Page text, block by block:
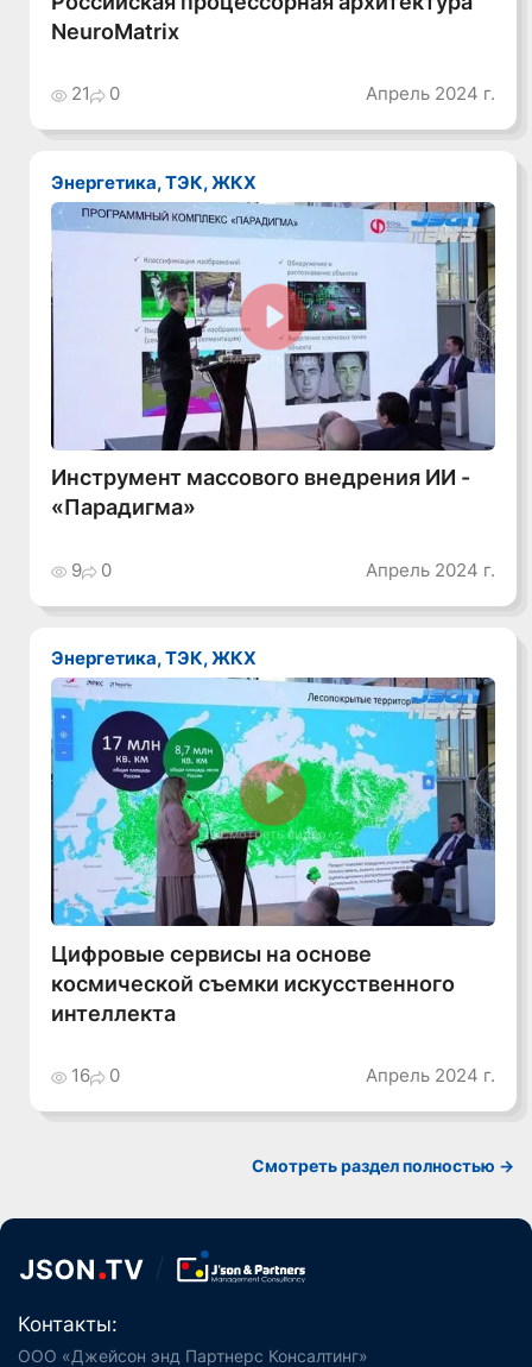
NeuroMatrix
21 0 Апрель 2024 г.
Энергетика, ТЭК, ЖКХ
Смотреть видео
Инструмент массового внедрения ИИ -
«Парадигма»
9 0 Апрель 2024 г.
Энергетика, ТЭК, ЖКХ
Смотреть видео
Цифровые сервисы на основе
космической съемки искусственного
интеллекта
16 0 Апрель 2024 г.
Смотреть раздел полностью ->
Контакты:
ООО «Джейсон энд Партнерс Консалтинг»